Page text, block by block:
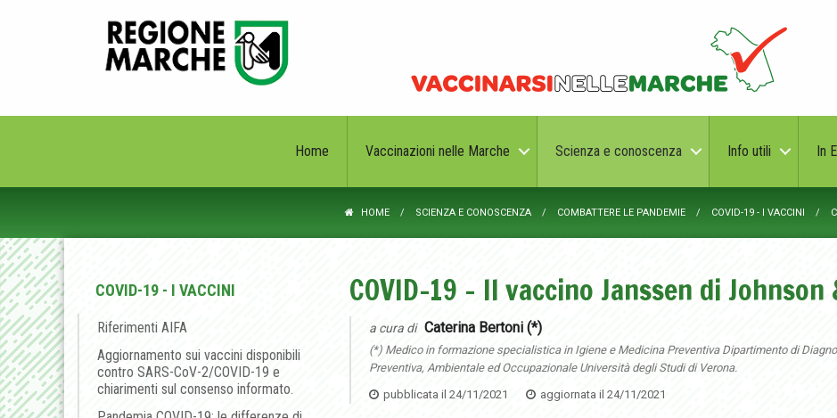
Home Vaccinazioni nelle Marche Scienza e conoscenza Info utili In
HOME SCIENZA E CONOSCENZA COMBATTERE LE PANDEMIE COVID-19 - I VACCINI
COVID-19 - I VACCINI
Riferimenti AIFA
Aggiornamento sui vaccini disponibili
contro SARS-CoV-2/COVID-19 e
chiarimenti sul consenso informato.
COVID-19 - Il vaccino Janssen di Johnson
a cura di Caterina Bertoni (*)
(*) Medico in formazione specialistica in Igiene e Medicina Preventiva Dipartimento di
Preventiva, Ambientale ed Occupazionale Università degli Studi di Verona.
pubblicata il 24/11/2021 aggiornata il 24/11/2021